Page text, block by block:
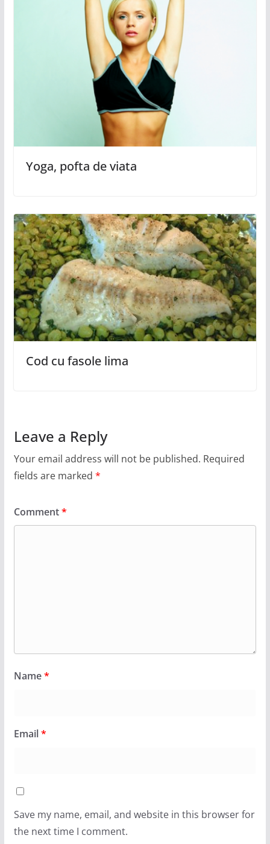
Yoga, pofta de viata
Cod cu fasole lima
Leave a Reply
Your email address will not be published. Required
fields are marked *
Comment*
Name*
Email*
Save my name, email, and website in this browser for
the next time I comment.